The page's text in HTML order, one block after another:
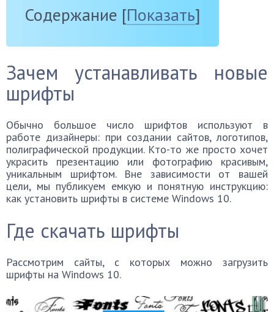
Содержание [Показать]
Зачем устанавливать новые
шрифты
Обычно большое число шрифтов используют в
работе дизайнеры: при создании сайтов, логотипов,
полиграфической продукции. Кто-то же просто хочет
украсить презентацию или фотографию красивым,
уникальным шрифтом. Вне зависимости от вашей
цели, мы публикуем емкую и понятную инструкцию:
как установить шрифты в системе Windows 10.
Где скачать шрифты
Рассмотрим сайты, с которых можно загрузить
шрифты на Windows 10.